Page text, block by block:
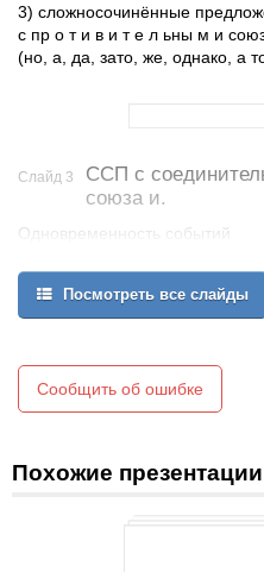
3) сложносочинённые
с пр о т и в и т е л ьны м и
(но, а, да, зато, же, однако, а
Слайд 3
ССП с
союза и.
Одновременность событий
подруги серебряный голос
Последовательность событий
Ямщик свистнул, и лошади
Потёмки между тем всё более
свои контуры. (Ч.)
Посмотреть все слайды
Сообщить об ошибке
Похожие презентации